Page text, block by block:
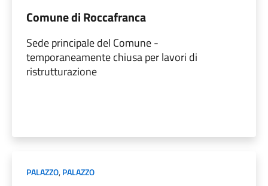
Comune di Roccafranca
Sede principale del Comune -
temporaneamente chiusa per lavori di
ristrutturazione
PALAZZO,PALAZZO